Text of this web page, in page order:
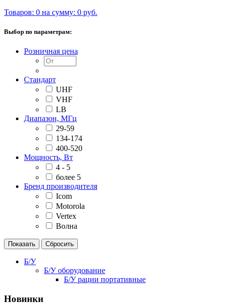
Товаров: 0 на сумму: 0 руб.
Выбор по параметрам:
Розничная цена
Стандарт
UHF
VHF
LB
Диапазон, МГц
29-59
134-174
400-520
Мощность, Вт
4 - 5
более 5
Бренд производителя
Icom
Motorola
Vertex
Волна
Б/У
Б/У оборудование
Б/У рации портативные
Новинки